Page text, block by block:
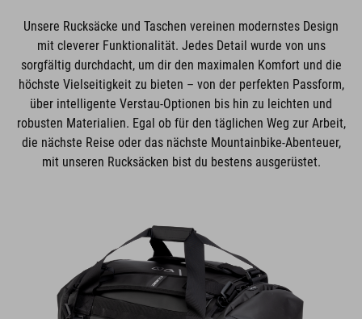
Unsere Rucksäcke und Taschen vereinen modernstes Design
mit cleverer Funktionalität. Jedes Detail wurde von uns
sorgfältig durchdacht, um dir den maximalen Komfort und die
höchste Vielseitigkeit zu bieten – von der perfekten Passform,
über intelligente Verstau-Optionen bis hin zu leichten und
robusten Materialien. Egal ob für den täglichen Weg zur Arbeit,
die nächste Reise oder das nächste Mountainbike-Abenteuer,
mit unseren Rucksäcken bist du bestens ausgerüstet.